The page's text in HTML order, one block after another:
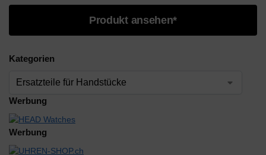
Produkt ansehen*
Kategorien
Werbung
Werbung